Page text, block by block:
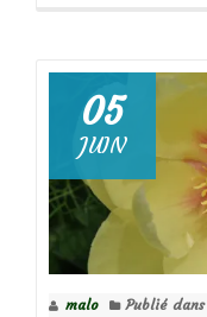
05
JUIN
malo Publié dans